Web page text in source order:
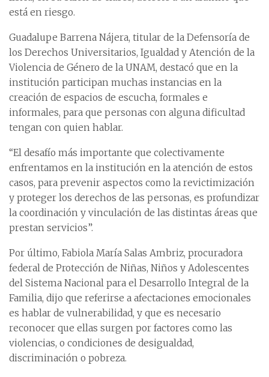
está en riesgo.
Guadalupe Barrena Nájera, titular de la Defensoría de
los Derechos Universitarios, Igualdad y Atención de la
Violencia de Género de la UNAM, destacó que en la
institución participan muchas instancias en la
creación de espacios de escucha, formales e
informales, para que personas con alguna dificultad
tengan con quien hablar.
“El desafío más importante que colectivamente
enfrentamos en la institución en la atención de estos
casos, para prevenir aspectos como la revictimización
y proteger los derechos de las personas, es profundizar
la coordinación y vinculación de las distintas áreas que
prestan servicios”.
Por último, Fabiola María Salas Ambriz, procuradora
federal de Protección de Niñas, Niños y Adolescentes
del Sistema Nacional para el Desarrollo Integral de la
Familia, dijo que referirse a afectaciones emocionales
es hablar de vulnerabilidad, y que es necesario
reconocer que ellas surgen por factores como las
violencias, o condiciones de desigualdad,
discriminación o pobreza.